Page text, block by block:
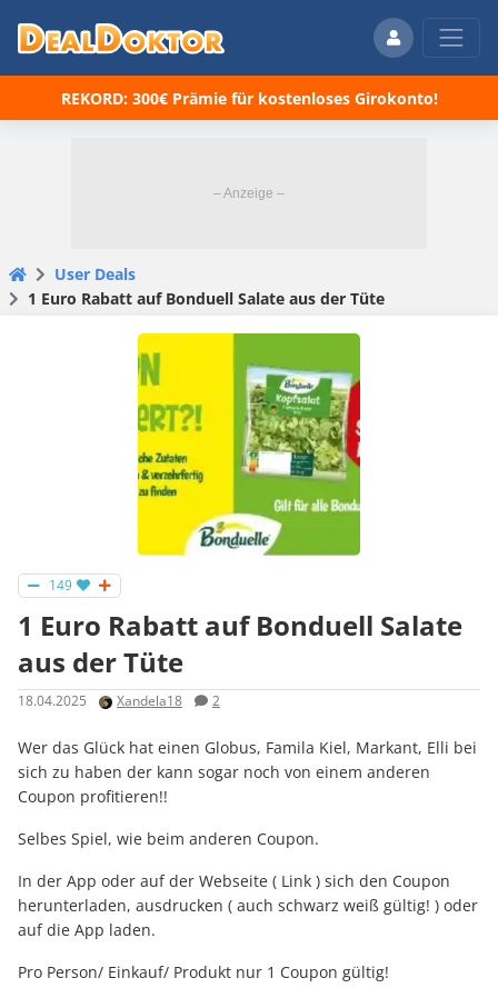
REKORD: 300€ Prämie für kostenloses Girokonto!
User Deals
1 Euro Rabatt auf Bonduell Salate aus der Tüte
149
1 Euro Rabatt auf Bonduell Salate
aus der Tüte
18.04.2025 Xandela18 2
Wer das Glück hat einen Globus, Famila Kiel, Markant, Elli bei
sich zu haben der kann sogar noch von einem anderen
Coupon profitieren!!
Selbes Spiel, wie beim anderen Coupon.
In der App oder auf der Webseite ( Link ) sich den Coupon
herunterladen, ausdrucken ( auch schwarz weiß gültig! ) oder
auf die App laden.
Pro Person/ Einkauf/ Produkt nur 1 Coupon gültig!